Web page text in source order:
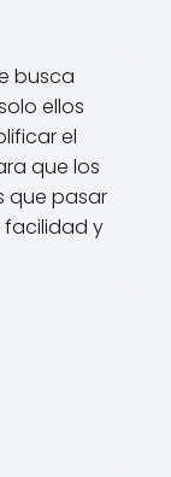
busca
ellos
el
que los
que pasar
facilidad y